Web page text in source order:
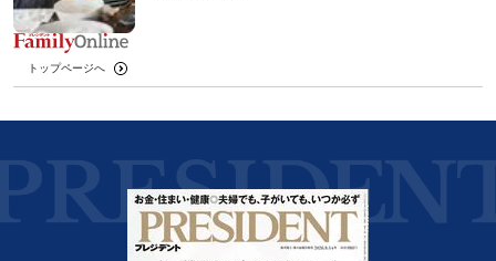
トップページへ